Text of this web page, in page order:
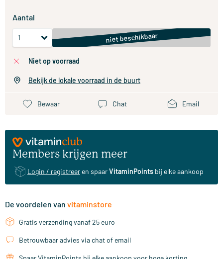
Aantal
niet beschikbaar
niet op voorraad
Bekijk de lokale voorraad in de buurt
Bewaar Chat Email
Members krijgen meer
Login / registreer en spaarVitaminPoints bij elke aankoop
De voordelen van vitaminstore
Gratis verzending vanaf 25 euro
Betrouwbaar advies via chat of email